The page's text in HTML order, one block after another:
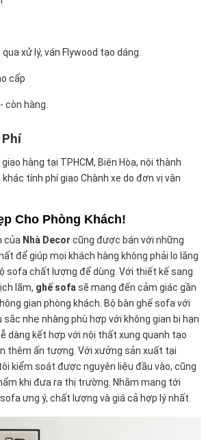
qua xử lý, ván Flywood tạo dáng.
cấp
còn hàng.
giao hàng tại TPHCM, Biên Hòa, nội thành
tính phí giao Chành xe do đơn vị vận
Cho Phòng Khách!
của Nhà Decor cũng được bán với những
để giúp mọi khách hàng không phải lo lắng
sofa chất lượng để dùng. Với thiết kế sang
lãm, ghế sofasẽ mang đến cảm giác gần
gian phòng khách. Bộ bàn ghế sofa với
nhẹ nhàng phù hợp với không gian bị hạn
dàng kết hợp với nội thất xung quanh tạo
thêm ấn tượng. Với xưởng sản xuất tại
kiểm soát được nguyên liệu đầu vào, cũng
khi đưa ra thị trường. Nhằm mang tới
ưng ý, chất lượng và giá cả hợp lý nhất.